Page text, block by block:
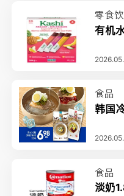
零食
有机
食品
韩国
食品
淡奶